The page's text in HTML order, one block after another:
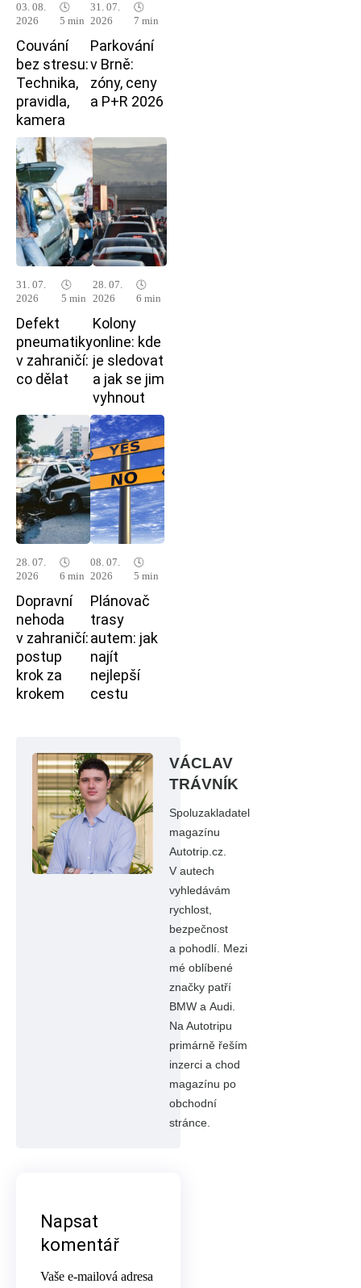
03. 08.
2026
🕓
5 min
Couvání
bez stresu:
Technika,
pravidla,
kamera
31. 07.
2026
🕓
7 min
Parkování
v Brně:
zóny, ceny
a P+R 2026
31. 07.
2026
🕓
5 min
Defekt
pneumatiky
v zahraničí:
co dělat
28. 07.
2026
🕓
6 min
Kolony
online: kde
je sledovat
a jak se jim
vyhnout
28. 07.
2026
🕓
6 min
Dopravní
nehoda
v zahraničí:
postup
krok za
krokem
08. 07.
2026
🕓
5 min
Plánovač
trasy
autem: jak
najít
nejlepší
cestu
VÁCLAV
TRÁVNÍK
Spoluzakladatel
magazínu
Autotrip.cz.
V autech
vyhledávám
rychlost,
bezpečnost
a pohodlí. Mezi
mé oblíbené
značky patří
BMW a Audi.
Na Autotripu
primárně řeším
inzerci a chod
magazínu po
obchodní
stránce.
Napsat
komentář
Vaše e-mailová adresa